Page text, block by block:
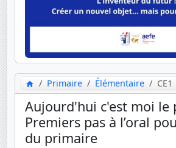
Primaire Élémentaire CE1
Aujourd'hui c'est moi le
Premiers pas à l’oral
du primaire